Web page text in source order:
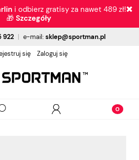
i odbierz gratisy za nawet 489 zł!
🎁 Szczegóły
922 | e-mail: sklep@sportman.pl
się
Zaloguj się